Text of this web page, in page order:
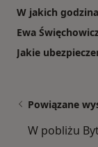
W jakich
Ewa
Jakie
Powiązane
W pobliżu